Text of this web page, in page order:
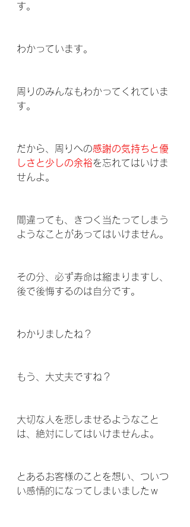
す。
わかっています。
周りのみんなもわかってくれていま
す。
だから、周りへの感謝の気持ちと優
しさと少しの余裕を忘れてはいけま
せんよ。
間違っても、きつく当たってしまう
ようなことがあってはいけません。
その分、必ず寿命は縮まりますし、
後で後悔するのは自分です。
わかりましたね？
もう、大丈夫ですね？
大切な人を悲しませるようなこと
は、絶対にしてはいけませんよ。
とあるお客様のことを想い、ついつ
い感情的になってしまいましたｗ